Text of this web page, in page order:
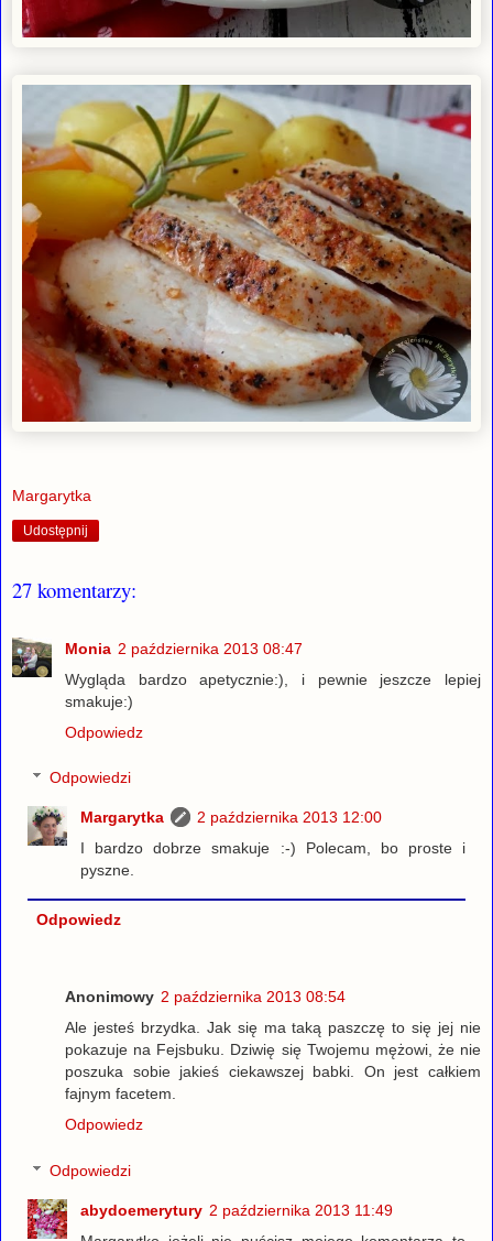
Margarytka
Udostępnij
27 komentarzy:
Monia 2 października 2013 08:47
Wygląda bardzo apetycznie:), i pewnie jeszcze lepiej
smakuje:)
Odpowiedz
Odpowiedzi
Margarytka
2 października 2013 12:00
I bardzo dobrze smakuje :-) Polecam, bo proste i
pyszne.
Odpowiedz
Anonimowy 2 października 2013 08:54
Ale jesteś brzydka. Jak się ma taką paszczę to się jej nie
pokazuje na Fejsbuku. Dziwię się Twojemu mężowi, że nie
poszuka sobie jakieś ciekawszej babki. On jest całkiem
fajnym facetem.
Odpowiedz
Odpowiedzi
abydoemerytury 2 października 2013 11:49